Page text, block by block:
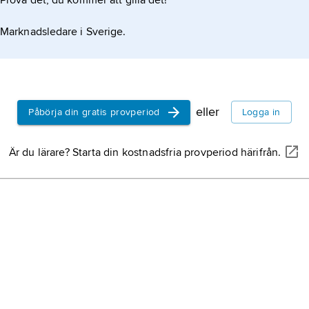
Marknadsledare i Sverige.
Påbörja din gratis provperiod eller Logga in
Är du lärare? Starta din kostnadsfria provperiod härifrån.